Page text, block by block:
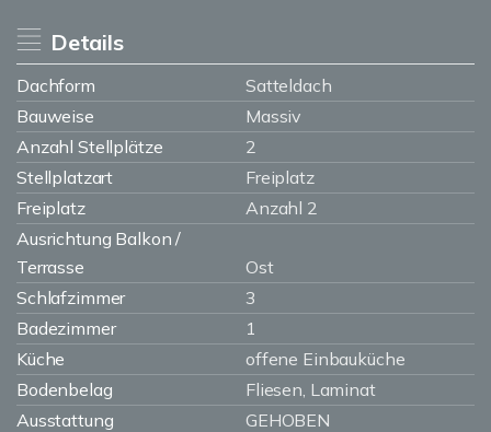
Details
Dachform
Satteldach
Bauweise
Massiv
Anzahl Stellplätze
2
Stellplatzart
Freiplatz
Freiplatz
Anzahl 2
Ausrichtung Balkon /
Terrasse
Ost
Schlafzimmer
3
Badezimmer
1
Küche
offene Einbauküche
Bodenbelag
Fliesen, Laminat
Ausstattung
GEHOBEN